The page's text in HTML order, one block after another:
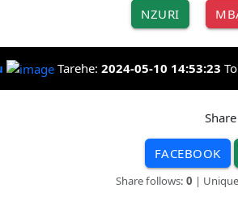
NZURI
Tarehe: 2024-05-10 14:53:23
FACEBOOK
Share follows: 0 |